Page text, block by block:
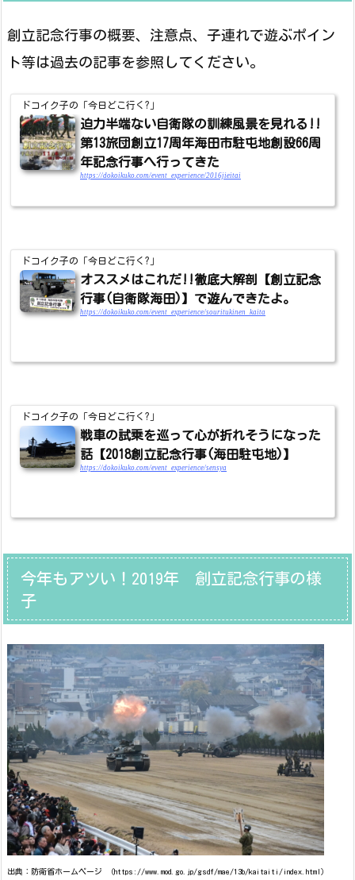
創立記念行事の概要、注意点、子連れで遊ぶポイン
ト等は過去の記事を参照してください。
ドコイク子の「今日どこ行く?」
迫力半端ない自衛隊の訓練風景を見れる!!
第13旅団創立17周年海田市駐屯地創設66周
年記念行事へ行ってきた
https://dokoikuko.com/event_experience/2016jieitai
ドコイク子の「今日どこ行く?」
オススメはこれだ!!徹底大解剖【創立記念
行事(自衛隊海田)】で遊んできたよ。
https://dokoikuko.com/event_experience/souritukinen_kaita
ドコイク子の「今日どこ行く?」
戦車の試乗を巡って心が折れそうになった
話【2018創立記念行事(海田駐屯地)】
https://dokoikuko.com/event_experience/sensya
今年もアツい！2019年 創立記念行事の様
子
出典：防衛省ホームページ （https://www.mod.go.jp/gsdf/mae/13b/kaitaiti/index.html）